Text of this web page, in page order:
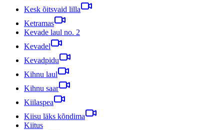
Kesk õitsvaid lilla
Ketramas
Kevade laul no. 2
Kevadel
Kevadpidu
Kihnu laul
Kihnu saar
Kiilaspea
Kiisu läks kõndima
Kiitus